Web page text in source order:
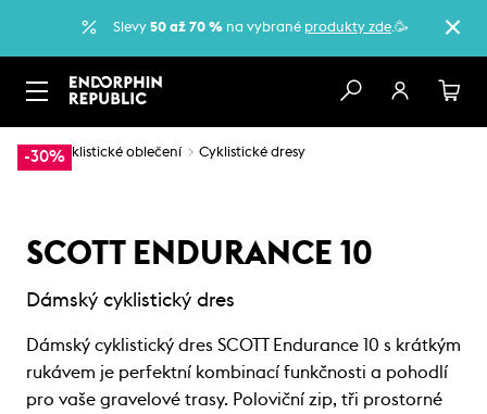
Slevy 50 až 70 % na vybrané produkty zde.🥳
-30%
… Cyklistické oblečení Cyklistické dresy
SCOTT ENDURANCE 10
Dámský cyklistický dres
Dámský cyklistický dres SCOTT Endurance 10 s krátkým
rukávem je perfektní kombinací funkčnosti a pohodlí
pro vaše gravelové trasy. Poloviční zip, tři prostorné